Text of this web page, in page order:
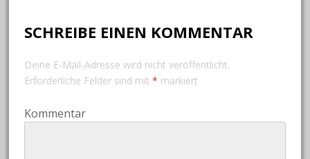
SCHREIBE EINEN KOMMENTAR
Deine E-Mail-Adresse wird nicht veröffentlicht.
Erforderliche Felder sind mit * markiert
Kommentar